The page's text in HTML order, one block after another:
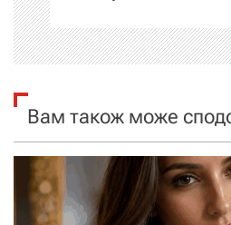
я
з
а
п
Вам також може